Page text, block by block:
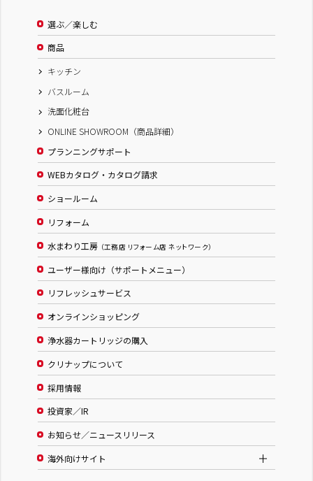
選ぶ／楽しむ
商品
キッチン
バスルーム
洗面化粧台
ONLINE SHOWROOM（商品詳細）
プランニングサポート
WEBカタログ・カタログ請求
ショールーム
リフォーム
水まわり工房 （工務店 リフォーム店 ネットワーク）
ユーザー様向け（サポートメニュー）
リフレッシュサービス
オンラインショッピング
浄水器カートリッジの購入
クリナップについて
採用情報
投資家／IR
お知らせ／ニュースリリース
海外向けサイト